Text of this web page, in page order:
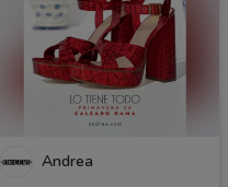
Andrea